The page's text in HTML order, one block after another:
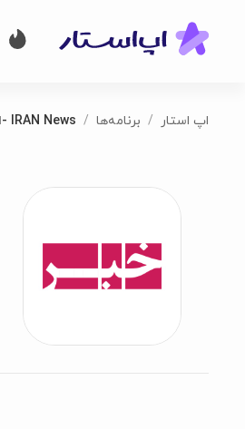
اپ استار برنامه‌ها IRAN News -ایران خبر